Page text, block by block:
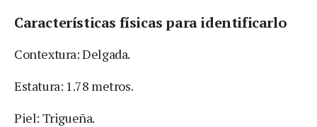
Características físicas para identificarlo
Contextura: Delgada.
Estatura: 1.78 metros.
Piel: Trigueña.